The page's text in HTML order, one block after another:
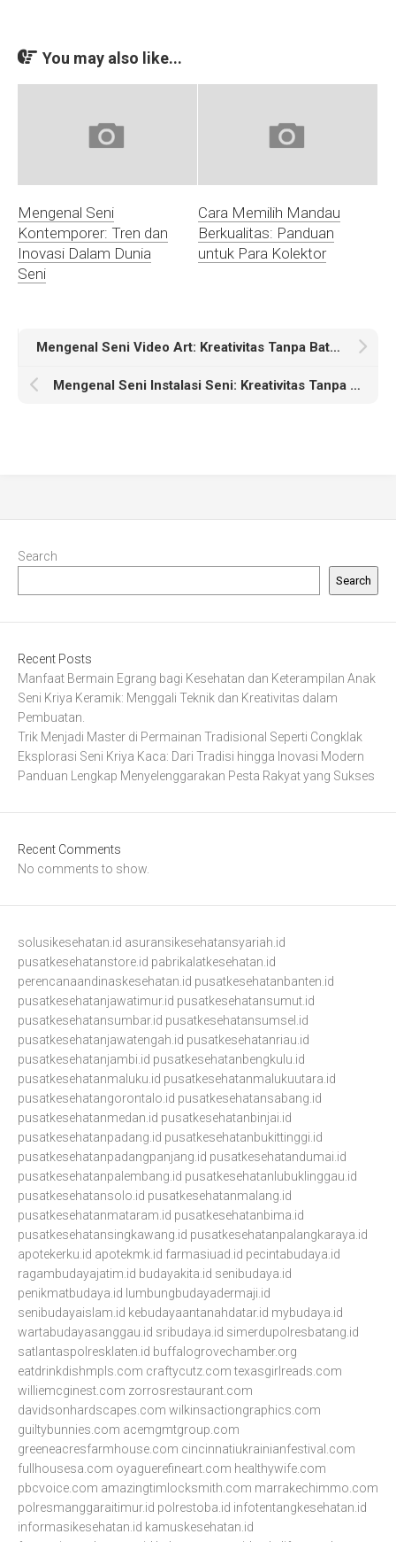
You may also like...
Mengenal Seni
Kontemporer: Tren dan
Inovasi Dalam Dunia
Seni
Cara Memilih Mandau
Berkualitas: Panduan
untuk Para Kolektor
Mengenal Seni Video Art: Kreativitas Tanpa Batas di Era Digital
Mengenal Seni Instalasi Seni: Kreativitas Tanpa Batas
Search
Search
Recent Posts
Manfaat Bermain Egrang bagi Kesehatan dan Keterampilan Anak
Seni Kriya Keramik: Menggali Teknik dan Kreativitas dalam
Pembuatan.
Trik Menjadi Master di Permainan Tradisional Seperti Congklak
Eksplorasi Seni Kriya Kaca: Dari Tradisi hingga Inovasi Modern
Panduan Lengkap Menyelenggarakan Pesta Rakyat yang Sukses
Recent Comments
No comments to show.
solusikesehatan.id asuransikesehatansyariah.id
pusatkesehatanstore.id pabrikalatkesehatan.id
perencanaandinaskesehatan.id pusatkesehatanbanten.id
pusatkesehatanjawatimur.id pusatkesehatansumut.id
pusatkesehatansumbar.id pusatkesehatansumsel.id
pusatkesehatanjawatengah.id pusatkesehatanriau.id
pusatkesehatanjambi.id pusatkesehatanbengkulu.id
pusatkesehatanmaluku.id pusatkesehatanmalukuutara.id
pusatkesehatangorontalo.id pusatkesehatansabang.id
pusatkesehatanmedan.id pusatkesehatanbinjai.id
pusatkesehatanpadang.id pusatkesehatanbukittinggi.id
pusatkesehatanpadangpanjang.id pusatkesehatandumai.id
pusatkesehatanpalembang.id pusatkesehatanlubuklinggau.id
pusatkesehatansolo.id pusatkesehatanmalang.id
pusatkesehatanmataram.id pusatkesehatanbima.id
pusatkesehatansingkawang.id pusatkesehatanpalangkaraya.id
apotekerku.id apotekmk.id farmasiuad.id pecintabudaya.id
ragambudayajatim.id budayakita.id senibudaya.id
penikmatbudaya.id lumbungbudayadermaji.id
senibudayaislam.id kebudayaantanahdatar.id mybudaya.id
wartabudayasanggau.id sribudaya.id simerdupolresbatang.id
satlantaspolresklaten.id buffalogrovechamber.org
eatdrinkdishmpls.com craftycutz.com texasgirlreads.com
williemcginest.com zorrosrestaurant.com
davidsonhardscapes.com wilkinsactiongraphics.com
guiltybunnies.com acemgmtgroup.com
greeneacresfarmhouse.com cincinnatiukrainianfestival.com
fullhousesa.com oyaguerefineart.com healthywife.com
pbcvoice.com amazingtimlocksmith.com marrakechimmo.com
polresmanggaraitimur.id polrestoba.id infotentangkesehatan.id
informasikesehatan.id kamuskesehatan.id